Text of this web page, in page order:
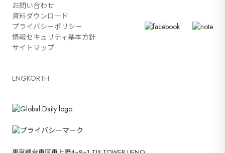
お問い合わせ
資料ダウンロード
プライバシーポリシー
情報セキュリティ基本方針
サイトマップ
ENGKORTH